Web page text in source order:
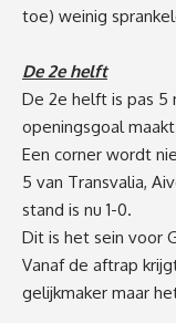
toe) weinig
De 2e helft
De 2e helft is pas 5
openingsgoal
Een corner wordt
5 van Transvalia,
stand is nu 1-0.
Dit is het sein voor
Vanaf de aftrap
gelijkmaker maar